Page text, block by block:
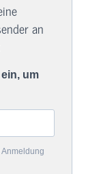
an
um